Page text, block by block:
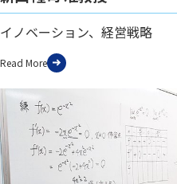
イノベーション、経営戦略
Read More